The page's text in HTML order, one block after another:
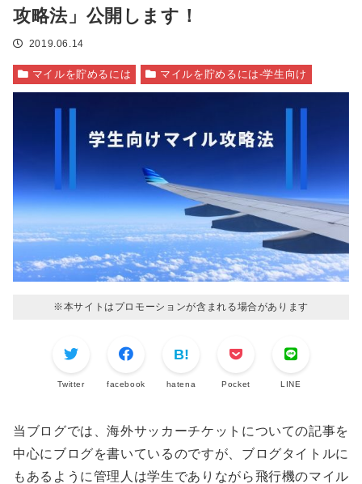
攻略法」公開します！
2019.06.14
マイルを貯めるには マイルを貯めるには-学生向け
※本サイトはプロモーションが含まれる場合があります
Twitter facebook hatena Pocket LINE
当ブログでは、海外サッカーチケットについての記事を
中心にブログを書いているのですが、ブログタイトルに
もあるように管理人は学生でありながら飛行機のマイル